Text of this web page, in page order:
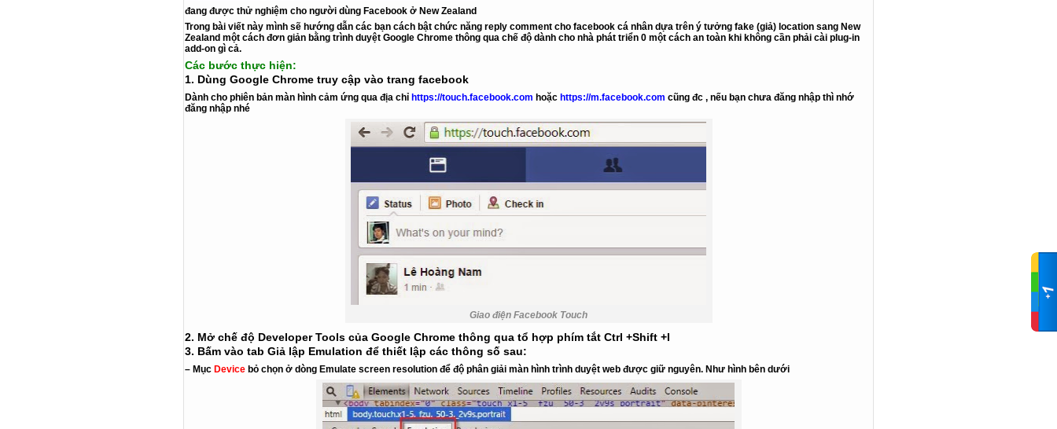
đang được thử nghiệm cho người dùng Facebook ở New Zealand
Trong bài viết này mình sẽ hướng dẫn các bạn cách bật chức năng reply comment cho facebook cá nhân dựa trên ý tưởng fake (giả) location sang New
Zealand một cách đơn giản bằng trình duyệt Google Chrome thông qua chế độ dành cho nhà phát triển 0 một cách an toàn khi không cần phải cài plug-in
add-on gì cả.
Các bước thực hiện:
1. Dùng Google Chrome truy cập vào trang facebook
Dành cho phiên bản màn hình cảm ứng qua địa chỉ https://touch.facebook.com hoặc https://m.facebook.com cũng đc , nếu bạn chưa đăng nhập thì nhớ
đăng nhập nhé
Giao điện Facebook Touch
2. Mở chế độ Developer Tools của Google Chrome thông qua tổ hợp phím tắt Ctrl +Shift +I
3. Bấm vào tab Giả lập Emulation để thiết lập các thông số sau:
– Mục Device bỏ chọn ở dòng Emulate screen resolution để độ phân giải màn hình trình duyệt web được giữ nguyên. Như hình bên dưới